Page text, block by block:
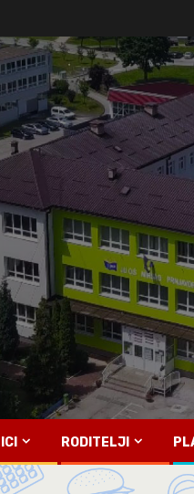
RODITELJI